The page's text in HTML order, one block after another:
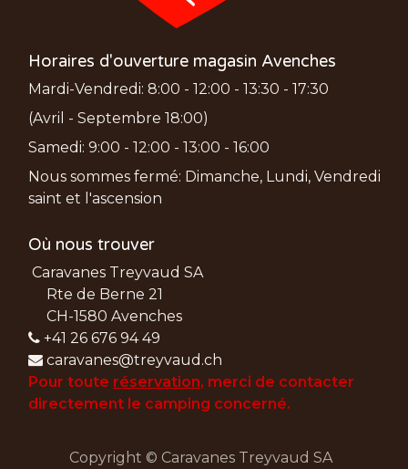
Horaires d'ouverture magasin Avenches
Mardi-Vendredi: 8:00 - 12:00 - 13:30 - 17:30
(Avril - Septembre 18:00)
Samedi: 9:00 - 12:00 - 13:00 - 16:00
Nous sommes fermé: Dimanche, Lundi, Vendredi
saint et l'ascension
Où nous trouver
Caravanes Treyvaud SA
Rte de Berne 21
CH-1580 Avenches
+41 26 676 94 49
caravanes@treyvaud.ch
Pour toute réservation, merci de contacter
directement le camping concerné.
Copyright © Caravanes Treyvaud SA